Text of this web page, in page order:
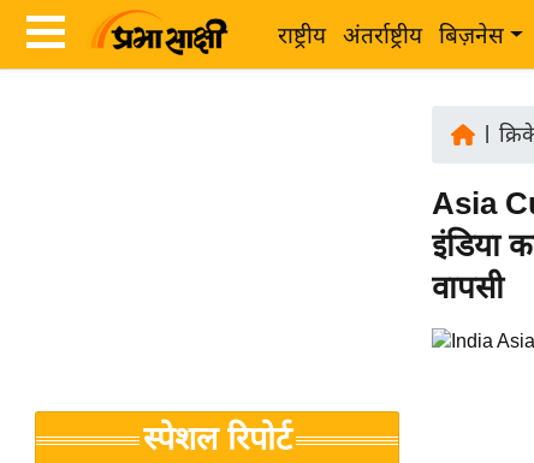
राष्ट्रीय अंतर्राष्ट्रीय बिज़नेस
Breaking
News in
जगत
स्पेशल रिपोर्ट
Asia
इंडिया
वापसी